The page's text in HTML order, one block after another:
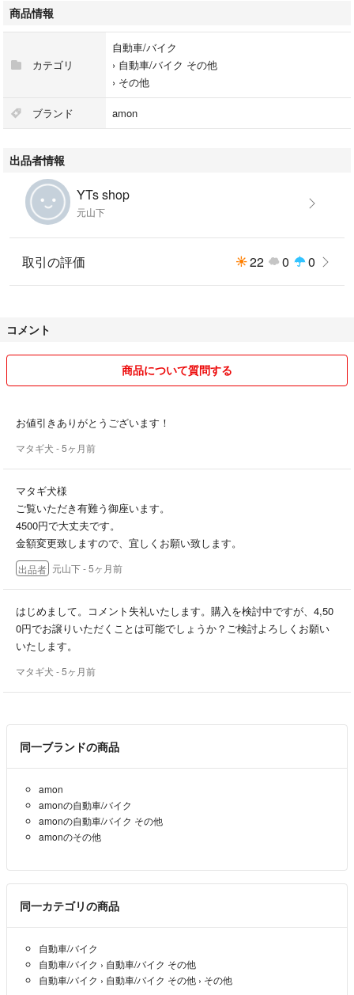
商品情報
カテゴリ
自動車/バイク
› 自動車/バイク その他
› その他
ブランド amon
出品者情報
YTs shop
元山下
取引の評価 22 0 0
コメント
商品について質問する
お値引きありがとうございます！
マタギ犬 - 5ヶ月前
マタギ犬様
ご覧いただき有難う御座います。
4500円で大丈夫です。
金額変更致しますので、宜しくお願い致します。
出品者 元山下- 5ヶ月前
はじめまして。コメント失礼いたします。購入を検討中ですが、4,50
0円でお譲りいただくことは可能でしょうか？ご検討よろしくお願い
いたします。
マタギ犬 - 5ヶ月前
同一ブランドの商品
amon
amonの自動車/バイク
amonの自動車/バイク その他
amonのその他
同一カテゴリの商品
自動車/バイク
自動車/バイク › 自動車/バイク その他
自動車/バイク › 自動車/バイク その他 › その他